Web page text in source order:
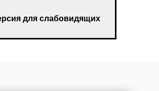
для слабовидящих